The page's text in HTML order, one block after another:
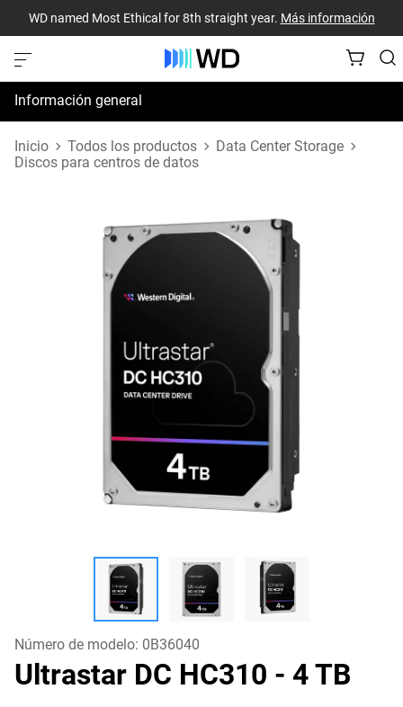
WD named Most Ethical for 8th straight year. Más información
Información general
Especificaciones
Inicio Todos los productos
Data Center Storage
Discos para centros de datos
Número de modelo: 0B36040
Ultrastar DC HC310 - 4 TB